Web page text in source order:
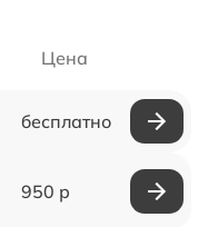
Цена
бесплатно
950 р